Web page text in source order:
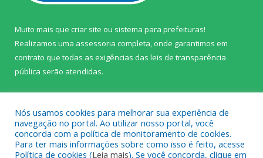
Muito mais que criar site ou sistema para prefeituras!
Realizamos uma assessoria completa, onde garantimos em
contrato que todas as exigências das leis de transparência
pública serão atendidas.
Nós usamos cookies para melhorar sua experiência de
navegação no portal. Ao utilizar nosso portal, você
concorda com a política de monitoramento de cookies.
Para ter mais informações sobre como isso é feito, acesse
Política de cookies (Leia mais). Se você concorda, clique em